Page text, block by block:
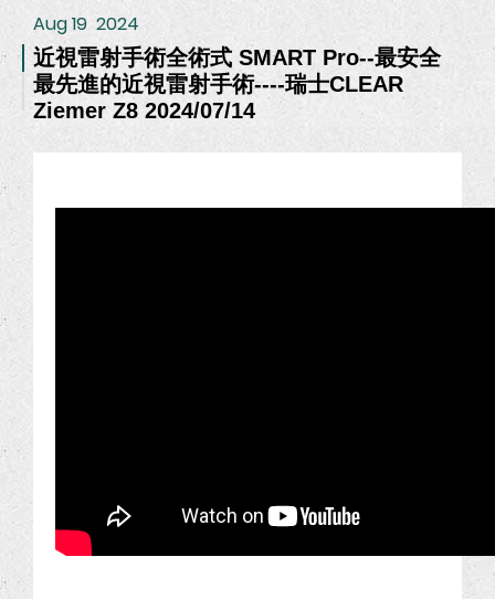
Aug 19 2024
近視雷射手術全術式 SMART Pro--最安全
最先進的近視雷射手術----瑞士CLEAR
Ziemer Z8 2024/07/14